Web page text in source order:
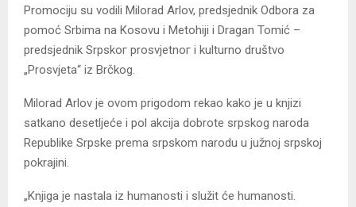
Promociju su vodili Milorad Arlov, predsjednik Odbora za
pomoć Srbima na Kosovu i Metohiji i Dragan Tomić –
predsjednik Srpskoг prosvjetnoг i kulturno društvo
„Prosvjeta“ iz Brčkog.
Milorad Arlov je ovom prigodom rekao kako je u knjizi
satkano desetljeće i pol akcija dobrote srpskog naroda
Republike Srpske prema srpskom narodu u južnoj srpskoj
pokrajini.
„Knjiga je nastala iz humanosti i služit će humanosti.